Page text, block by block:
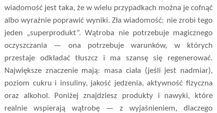
wiadomość jest taka, że w wielu przypadkach można je cofnąć
albo wyraźnie poprawić wyniki. Zła wiadomość: nie zrobi tego
jeden „superprodukt”. Wątroba nie potrzebuje magicznego
oczyszczania — ona potrzebuje warunków, w których
przestaje odkładać tłuszcz i ma szansę się regenerować.
Największe znaczenie mają: masa ciała (jeśli jest nadmiar),
poziom cukru i insuliny, jakość jedzenia, aktywność fizyczna
oraz alkohol. Poniżej znajdziesz produkty i nawyki, które
realnie wspierają wątrobę — z wyjaśnieniem, dlaczego